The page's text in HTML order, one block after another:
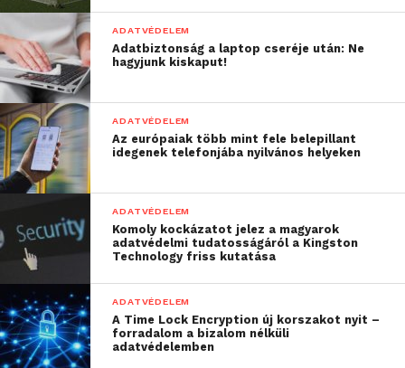
fenyegetések. Az IT-biztonsági szakemberek egyre
nehezebben küzdenek meg a kapcsolódó
problémákkal, mivel a szakértők száma fogy, míg az
ellátandó feladatok mennyisége meredeken nő.
A gép figyel és segít
Ezen az ellentmondáson segíthetnek az olyan fejlett
megoldások, amelyek a legújabb
mesterségesintelligencia- és gépi tanulási
technológiákat használják fel arra, hogy azonosítsák
a gyanúsnak számító tevékenységeket. Ilyen például
a Micro Focus biztonsági információ- és
eseménykezelő rendszerében elérhető
viselkedéselemzőfunkció.
Az eszköz folyamatosan monitorozza a vállalat teljes
ADATVÉDELEM
Adatbiztonság a laptop cseréje után: Ne
hagyjunk kiskaput!
ADATVÉDELEM
Az európaiak több mint fele belepillant
idegenek telefonjába nyilvános helyeken
ADATVÉDELEM
Komoly kockázatot jelez a magyarok
adatvédelmi tudatosságáról a Kingston
Technology friss kutatása
ADATVÉDELEM
A Time Lock Encryption új korszakot nyit –
forradalom a bizalom nélküli
adatvédelemben